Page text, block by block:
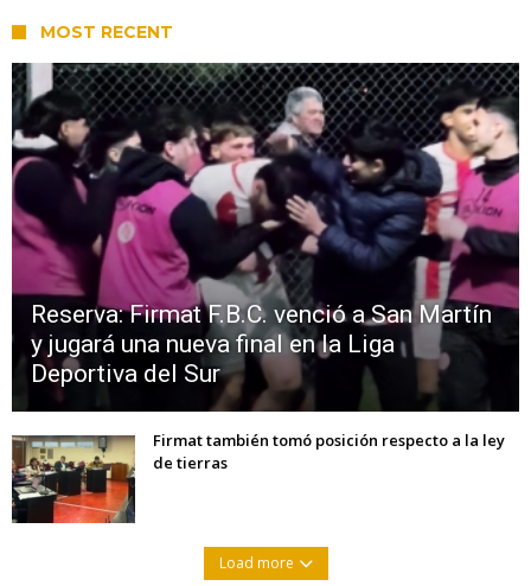
MOST RECENT
Reserva: Firmat F.B.C. venció a San Martín
y jugará una nueva final en la Liga
Deportiva del Sur
Firmat también tomó posición respecto a la ley
de tierras
Load more